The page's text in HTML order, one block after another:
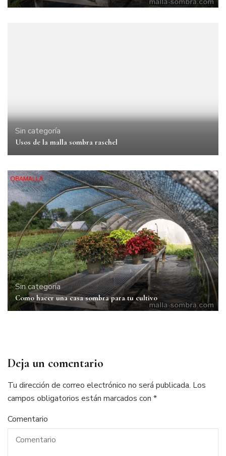
Sin categoría
Usos de la malla sombra raschel
Sin categoría
Como hacer una casa sombra para tu cultivo
Deja un comentario
Tu dirección de correo electrónico no será publicada. Los
campos obligatorios están marcados con *
Comentario